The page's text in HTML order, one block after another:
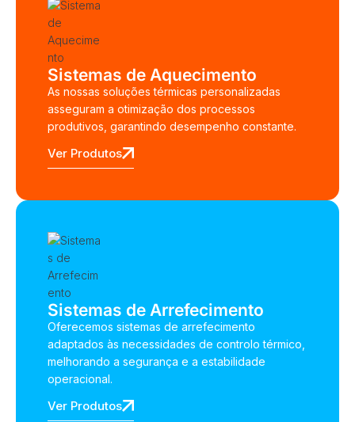
Sistemas de Aquecimento
As nossas soluções térmicas personalizadas
asseguram a otimização dos processos
produtivos, garantindo desempenho constante.
Ver Produtos
Sistemas de Arrefecimento
Oferecemos sistemas de arrefecimento
adaptados às necessidades de controlo térmico,
melhorando a segurança e a estabilidade
operacional.
Ver Produtos